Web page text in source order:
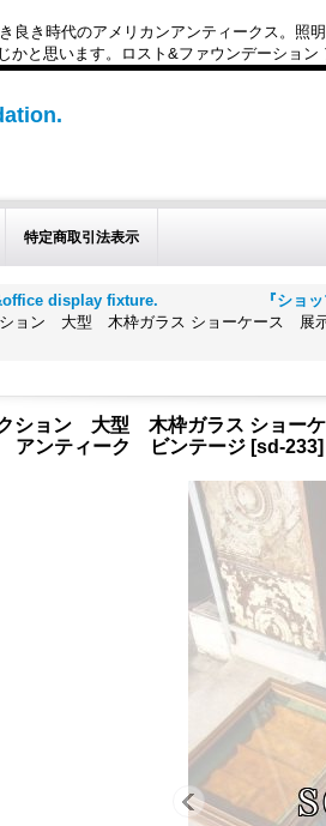
き時代のアメリカンアンティークス。照
かと思います。ロスト&ファウンデーショ
特定商取引法表示
display fixture. 『ショップ
ション 大型 木枠ガラス ショーケース
ション 大型 木枠ガラス ショ
ンティーク ビンテージ [sd-233]